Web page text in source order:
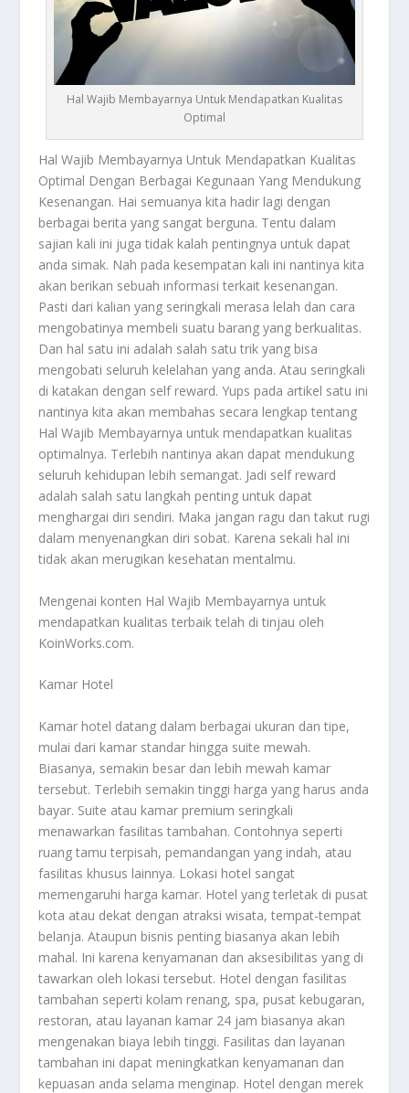
Hal Wajib Membayarnya Untuk Mendapatkan Kualitas
Optimal
Hal Wajib Membayarnya Untuk Mendapatkan Kualitas
Optimal Dengan Berbagai Kegunaan Yang Mendukung
Kesenangan. Hai semuanya kita hadir lagi dengan
berbagai berita yang sangat berguna. Tentu dalam
sajian kali ini juga tidak kalah pentingnya untuk dapat
anda simak. Nah pada kesempatan kali ini nantinya kita
akan berikan sebuah informasi terkait kesenangan.
Pasti dari kalian yang seringkali merasa lelah dan cara
mengobatinya membeli suatu barang yang berkualitas.
Dan hal satu ini adalah salah satu trik yang bisa
mengobati seluruh kelelahan yang anda. Atau seringkali
di katakan dengan self reward. Yups pada artikel satu ini
nantinya kita akan membahas secara lengkap tentang
Hal Wajib Membayarnya untuk mendapatkan kualitas
optimalnya. Terlebih nantinya akan dapat mendukung
seluruh kehidupan lebih semangat. Jadi self reward
adalah salah satu langkah penting untuk dapat
menghargai diri sendiri. Maka jangan ragu dan takut rugi
dalam menyenangkan diri sobat. Karena sekali hal ini
tidak akan merugikan kesehatan mentalmu.
Mengenai konten Hal Wajib Membayarnya untuk
mendapatkan kualitas terbaik telah di tinjau oleh
KoinWorks.com.
Kamar Hotel
Kamar hotel datang dalam berbagai ukuran dan tipe,
mulai dari kamar standar hingga suite mewah.
Biasanya, semakin besar dan lebih mewah kamar
tersebut. Terlebih semakin tinggi harga yang harus anda
bayar. Suite atau kamar premium seringkali
menawarkan fasilitas tambahan. Contohnya seperti
ruang tamu terpisah, pemandangan yang indah, atau
fasilitas khusus lainnya. Lokasi hotel sangat
memengaruhi harga kamar. Hotel yang terletak di pusat
kota atau dekat dengan atraksi wisata, tempat-tempat
belanja. Ataupun bisnis penting biasanya akan lebih
mahal. Ini karena kenyamanan dan aksesibilitas yang di
tawarkan oleh lokasi tersebut. Hotel dengan fasilitas
tambahan seperti kolam renang, spa, pusat kebugaran,
restoran, atau layanan kamar 24 jam biasanya akan
mengenakan biaya lebih tinggi. Fasilitas dan layanan
tambahan ini dapat meningkatkan kenyamanan dan
kepuasan anda selama menginap. Hotel dengan merek